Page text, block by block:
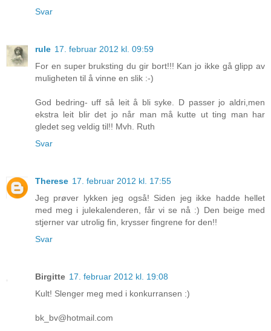
Svar
rule 17. februar 2012 kl. 09:59
For en super bruksting du gir bort!!! Kan jo ikke gå glipp av
muligheten til å vinne en slik :-)
God bedring- uff så leit å bli syke. D passer jo aldri,men
ekstra leit blir det jo når man må kutte ut ting man har
gledet seg veldig til!! Mvh. Ruth
Svar
Therese 17. februar 2012 kl. 17:55
Jeg prøver lykken jeg også! Siden jeg ikke hadde hellet
med meg i julekalenderen, får vi se nå :) Den beige med
stjerner var utrolig fin, krysser fingrene for den!!
Svar
Birgitte 17. februar 2012 kl. 19:08
Kult! Slenger meg med i konkurransen :)
bk_bv@hotmail.com